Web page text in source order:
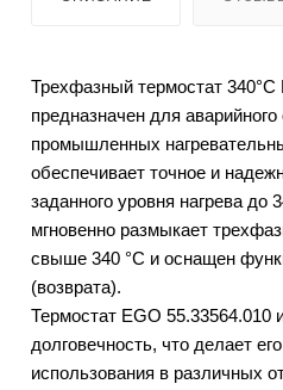
Трехфазный термостат 340°C
предназначен для
промышленных
обеспечивает точное и
заданного уровня нагрева до
мгновенно размыкает
свыше 340 °C и оснащен
(возврата).
Термостат EGO 55.33564.010
долговечность, что делает
использования в различных